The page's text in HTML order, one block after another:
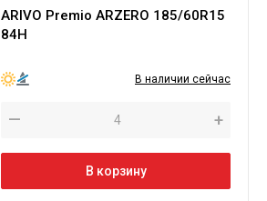
ARIVO Premio ARZERO 185/60R15
84H
В наличии сейчас
— +
В корзину